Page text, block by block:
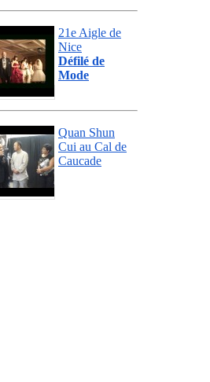
21e Aigle de
Nice
Défilé de
Mode
Quan Shun
Cui au Cal de
Caucade